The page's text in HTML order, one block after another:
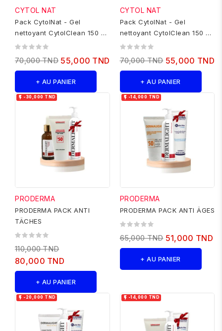
CYTOL NAT
Pack CytolNat - Gel
nettoyant CytolClean 150 ml
+ Cytol Selenium 50 ml +...
70,000 TND 55,000 TND
+ AU PANIER
CYTOL NAT
Pack CytolNat - Gel
nettoyant CytolClean 150 ml
+ Cytol Selenium 50 ml +...
70,000 TND 55,000 TND
+ AU PANIER
 -30,000 TND
PRODERMA
PRODERMA PACK ANTI
TÄCHES
110,000 TND
80,000 TND
+ AU PANIER
 -14,000 TND
PRODERMA
PRODERMA PACK ANTI ÄGES
65,000 TND 51,000 TND
+ AU PANIER
 -20,000 TND  -14,000 TND